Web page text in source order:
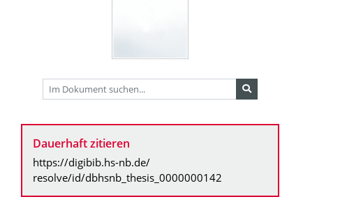
Dauerhaft zitieren
https://digibib.hs-nb.de/
resolve/id/dbhsnb_thesis_0000000142